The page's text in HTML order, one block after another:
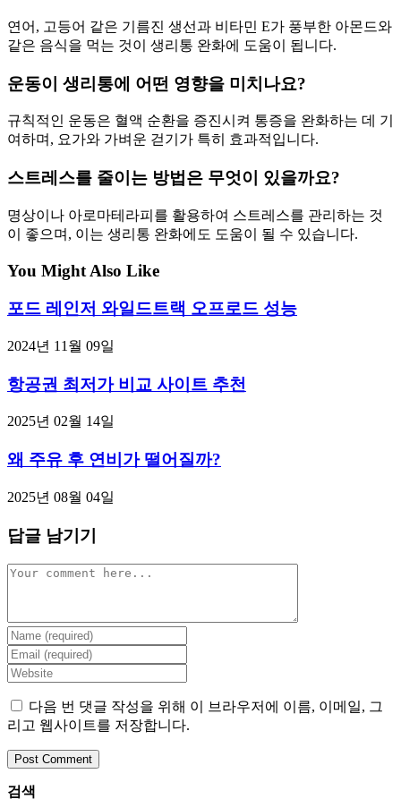
연어, 고등어 같은 기름진 생선과 비타민 E가 풍부한 아몬드와
같은 음식을 먹는 것이 생리통 완화에 도움이 됩니다.
운동이 생리통에 어떤 영향을 미치나요?
규칙적인 운동은 혈액 순환을 증진시켜 통증을 완화하는 데 기
여하며, 요가와 가벼운 걷기가 특히 효과적입니다.
스트레스를 줄이는 방법은 무엇이 있을까요?
명상이나 아로마테라피를 활용하여 스트레스를 관리하는 것
이 좋으며, 이는 생리통 완화에도 도움이 될 수 있습니다.
You Might Also Like
포드 레인저 와일드트랙 오프로드 성능
2024년 11월 09일
항공권 최저가 비교 사이트 추천
2025년 02월 14일
왜 주유 후 연비가 떨어질까?
2025년 08월 04일
답글 남기기
Comment
Enter
your
name
or
username
to
comment
Enter
your
email
address
to
comment
Enter
your
website
URL
(optional)
다음 번 댓글 작성을 위해 이 브라우저에 이름, 이메일, 그
리고 웹사이트를 저장합니다.
검색